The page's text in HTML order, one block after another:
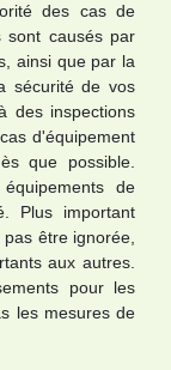
des cas de
sont causés par
ainsi que par la
sécurité de vos
des inspections
d'équipement
que possible.
de
Plus important
être ignorée,
aux autres.
pour les
les mesures de